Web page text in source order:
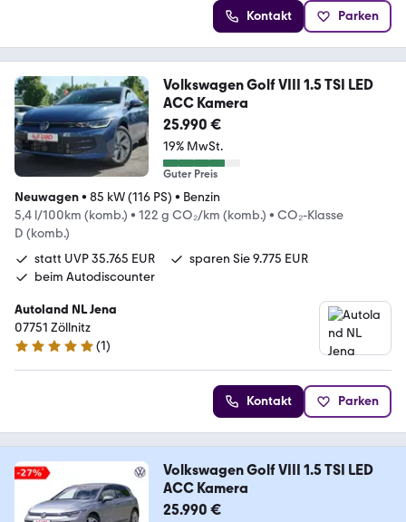
Kontakt Parken
Volkswagen Golf VIII 1.5 TSI LED
ACC Kamera
25.990 €
19% MwSt.
Guter Preis
Neuwagen• 85 kW (116 PS) • Benzin
5,4 l/100km (komb.) • 122 g CO₂/km (komb.) • CO₂-Klasse
D (komb.)
statt UVP 35.765 EUR
sparen Sie 9.775 EUR
beim Autodiscounter
Autoland NL Jena
07751 Zöllnitz
5 Sterne
(1)
Kontakt Parken
Volkswagen Golf VIII 1.5 TSI LED
ACC Kamera
25.990 €